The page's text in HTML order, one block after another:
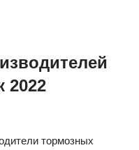
2022
тормозных